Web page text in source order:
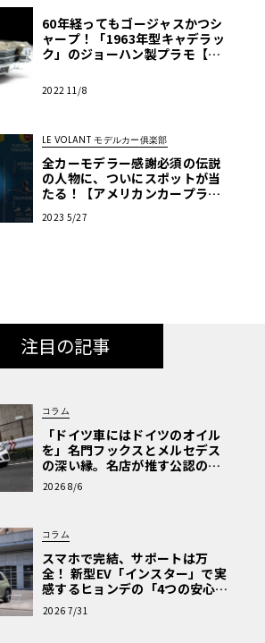
60年経ってもゴージャスかつシ
ャープ！「1963年型キャデラッ
ク」のジョーハン製プラモ【モ
2022 11/8
LE VOLANT モデルカー俱楽部
全カーモデラー感謝必須の伝説
の人物に、ついにスポットが当
たる！【アメリカンカープラ
2023 5/27
注目の記事
コラム
「ドイツ車にはドイツのオイル
を」名門フックスとメルセデス
の深い縁。名店が推す公認の安
心と、Cクラスで味わうシルキー
な走り〈PR〉
2026 8/6
コラム
スマホで完結、サポートは万
全！ 新型EV「インスター」で実
感するヒョンデの「4つの安心」
【第1回・ヒョンデ6つの疑問：
Why? Hyundai?】〈PR〉
2026 7/31